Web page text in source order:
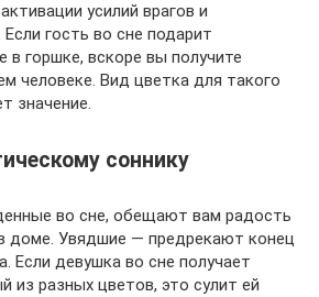
усилий врагов и
гость во сне подарит
в горшке, вскоре вы получите
человеке. Вид цветка для такого
значение.
соннику
во сне, обещают вам радость
доме. Увядшие — предрекают конец
Если девушка во сне получает
из разных цветов, это сулит ей